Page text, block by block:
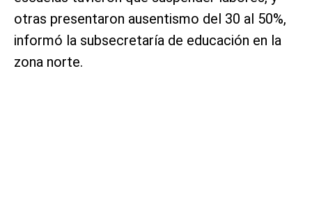
otras presentaron ausentismo del 30 al 50%,
informó la subsecretaría de educación en la
zona norte.